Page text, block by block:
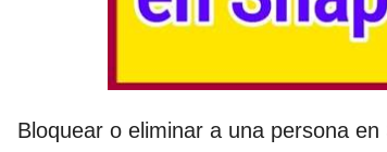
Bloquear o eliminar a una persona